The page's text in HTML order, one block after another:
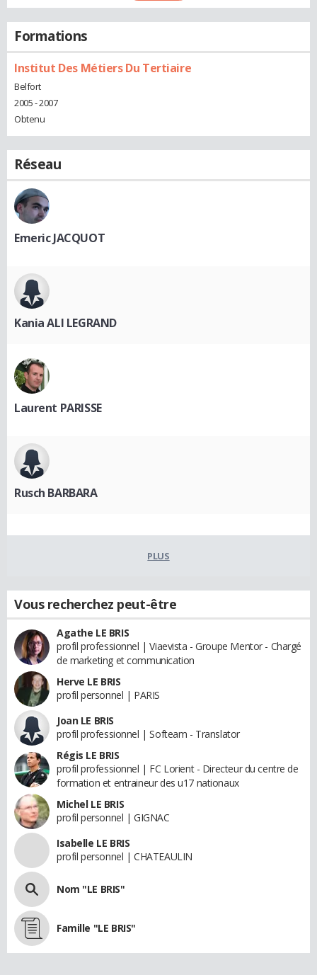
Formations
Institut Des Métiers Du Tertiaire
Belfort
2005 - 2007
Obtenu
Réseau
Emeric JACQUOT
Kania ALI LEGRAND
Laurent PARISSE
Rusch BARBARA
PLUS
Vous recherchez peut-être
Agathe LE BRIS
profil professionnel | Viaevista - Groupe Mentor - Chargé
de marketing et communication
Herve LE BRIS
profil personnel | PARIS
Joan LE BRIS
profil professionnel | Softeam - Translator
Régis LE BRIS
profil professionnel | FC Lorient - Directeur du centre de
formation et entraineur des u17 nationaux
Michel LE BRIS
profil personnel | GIGNAC
Isabelle LE BRIS
profil personnel | CHATEAULIN
Nom "LE BRIS"
Famille "LE BRIS"